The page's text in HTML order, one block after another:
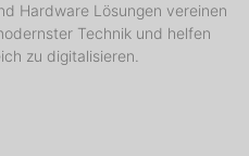
Hardware Lösungen vereinen
Technik und helfen
zu digitalisieren.